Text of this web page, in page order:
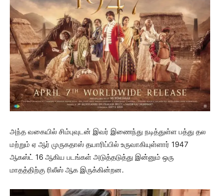
அந்த வகையில் சிம்புவுடன் இவர் இணைந்து நடித்துள்ள பத்து தல
மற்றும் ஏ ஆர் முருகதாஸ் தயாரிப்பில் உருவாகியுள்ளார் 1947
ஆகஸ்ட் 16 ஆகிய படங்கள் அடுத்தடுத்து இன்னும் ஒரு
மாதத்திற்கு ரிலீஸ் ஆக இருக்கின்றன.